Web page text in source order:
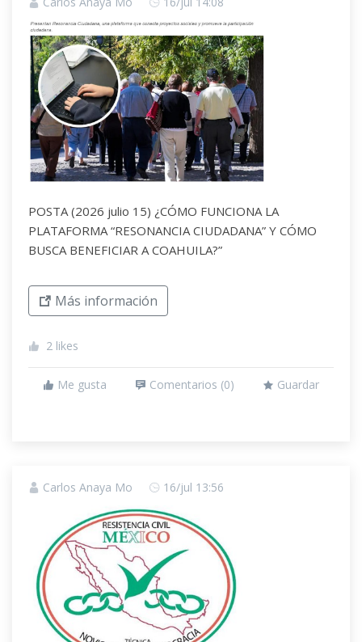
POSTA (2026 julio 15) ¿CÓMO FUNCIONA LA
PLATAFORMA “RESONANCIA CIUDADANA” Y CÓMO
BUSCA BENEFICIAR A COAHUILA?”
Más información
2 likes
Me gusta Comentarios (0) Guardar
Carlos Anaya Mo 16/jul 13:56